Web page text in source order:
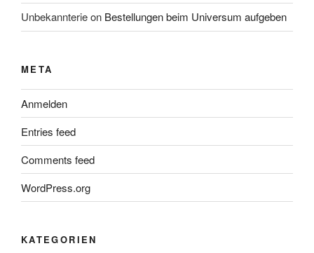
Unbekannterieon Bestellungen beim Universum aufgeben
META
Anmelden
Entries feed
Comments feed
WordPress.org
KATEGORIEN